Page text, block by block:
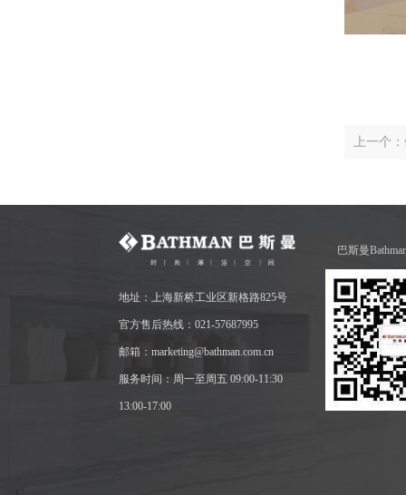
上一个：
地址：上海新桥工业区新格路825号
官方售后热线：021-57687995
邮箱：marketing@bathman.com.cn
服务时间：周一至周五 09:00-11:30
13:00-17:00
巴斯曼